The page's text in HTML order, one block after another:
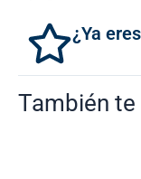
¿Ya
También